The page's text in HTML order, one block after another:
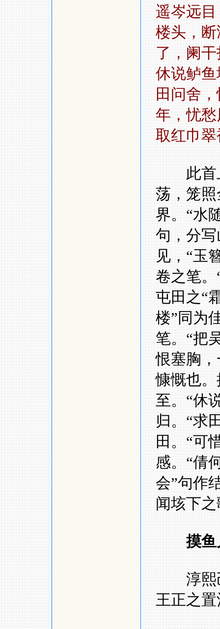
遥岑远
楼头，
了，阑
休说鲈
田问舍
年，忧
取红巾
此首上
荡，笼
界。 “水
句，分
见， “玉
卷之笔。
屯田之“
楼” 同为
笔。 “把
恨塞胸
慷慨也
至。 “休
归。 “求
田。 “可
感。 “倩
会”句作
闻垓下
摸鱼
淳
王正之